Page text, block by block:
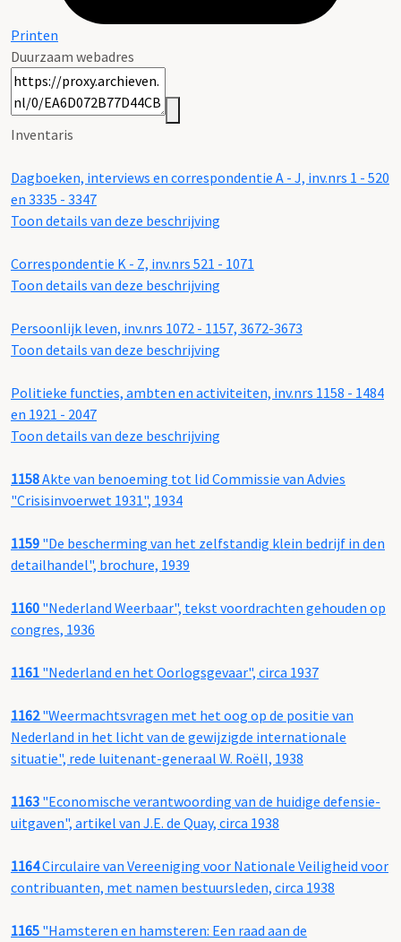
Printen
Duurzaam webadres
Inventaris
Dagboeken, interviews en correspondentie A - J, inv.nrs 1 - 520
en 3335 - 3347
Toon details van deze beschrijving
Correspondentie K - Z, inv.nrs 521 - 1071
Toon details van deze beschrijving
Persoonlijk leven, inv.nrs 1072 - 1157, 3672-3673
Toon details van deze beschrijving
Politieke functies, ambten en activiteiten, inv.nrs 1158 - 1484
en 1921 - 2047
Toon details van deze beschrijving
1158Akte van benoeming tot lid Commissie van Advies
"Crisisinvoerwet 1931", 1934
1159 "De bescherming van het zelfstandig klein bedrijf in den
detailhandel", brochure, 1939
1160 "Nederland Weerbaar", tekst voordrachten gehouden op
congres, 1936
1161 "Nederland en het Oorlogsgevaar", circa 1937
1162"Weermachtsvragen met het oog op de positie van
Nederland in het licht van de gewijzigde internationale
situatie", rede luitenant-generaal W. Roëll, 1938
1163 "Economische verantwoording van de huidige defensie-
uitgaven", artikel van J.E. de Quay, circa 1938
1164Circulaire van Vereeniging voor Nationale Veiligheid voor
contribuanten, met namen bestuursleden, circa 1938
1165 "Hamsteren en hamsteren: Een raad aan de